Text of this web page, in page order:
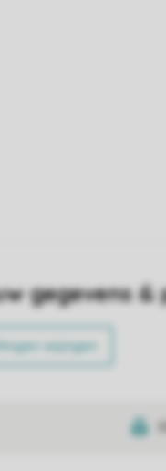
gegevens &
wijzigen